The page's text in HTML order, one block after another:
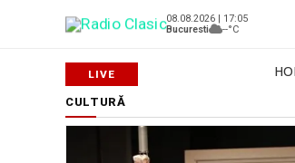
08.08.2026 | 17:05
Bucuresti
--°C
CULTURĂ